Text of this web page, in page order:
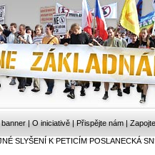
| O iniciativě | Přispějte nám |
SLYŠENÍ K PETICÍM POSLANECKÁ